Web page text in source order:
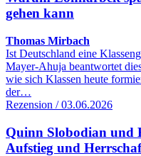
gehen kann
Thomas Mirbach
Ist Deutschland eine
Mayer-Ahuja beantwortet
wie sich Klassen heute
der…
Rezension / 03.06.2026
Quinn Slobodian und
Aufstieg und